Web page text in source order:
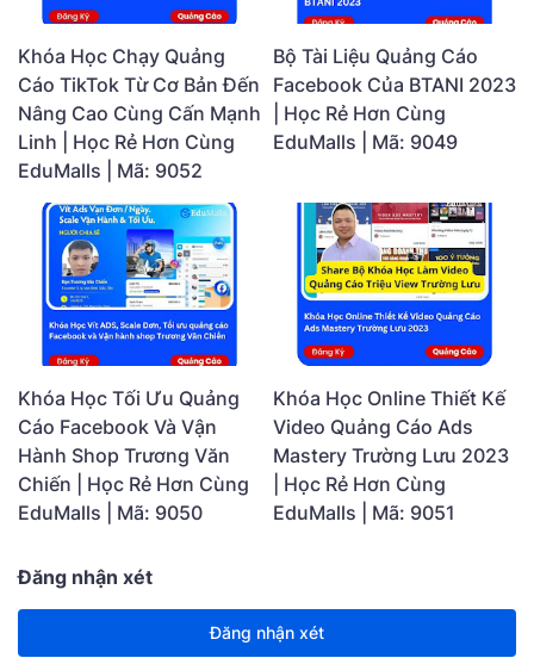
Khóa Học Chạy Quảng
Cáo TikTok Từ Cơ Bản Đến
Nâng Cao Cùng Cấn Mạnh
Linh | Học Rẻ Hơn Cùng
EduMalls | Mã: 9052
Bộ Tài Liệu Quảng Cáo
Facebook Của BTANI 2023
| Học Rẻ Hơn Cùng
EduMalls | Mã: 9049
Khóa Học Tối Ưu Quảng
Cáo Facebook Và Vận
Hành Shop Trương Văn
Chiến | Học Rẻ Hơn Cùng
EduMalls | Mã: 9050
Khóa Học Online Thiết Kế
Video Quảng Cáo Ads
Mastery Trường Lưu 2023
| Học Rẻ Hơn Cùng
EduMalls | Mã: 9051
Đăng nhận xét
Đăng nhận xét